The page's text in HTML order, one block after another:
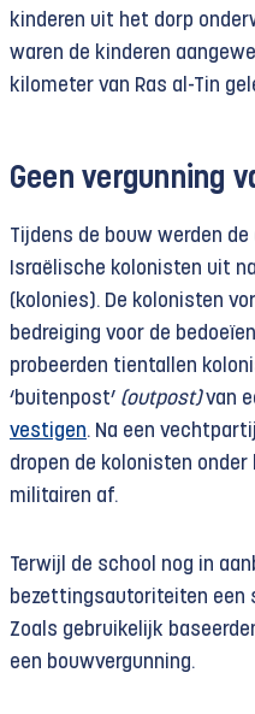
kinderen uit het dorp
waren de kinderen
kilometer van Ras al-Tin
Geen vergunning
Tijdens de bouw werden de
Israëlische kolonisten uit
(kolonies). De kolonisten
bedreiging voor de
probeerden tientallen
‘buitenpost’ (outpost)van
vestigen. Na een
dropen de kolonisten
militairen af.
Terwijl de school nog in
bezettingsautoriteiten een
Zoals gebruikelijk
een bouwvergunning.